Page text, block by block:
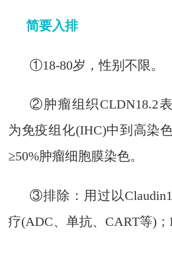
简要入排
①18-80岁，性别不限。
②肿瘤组织CLDN18.2
为免疫组化(IHC)中到高染色
≥50%肿瘤细胞膜染色。
③排除：用过以
疗(ADC、单抗、CART等)；